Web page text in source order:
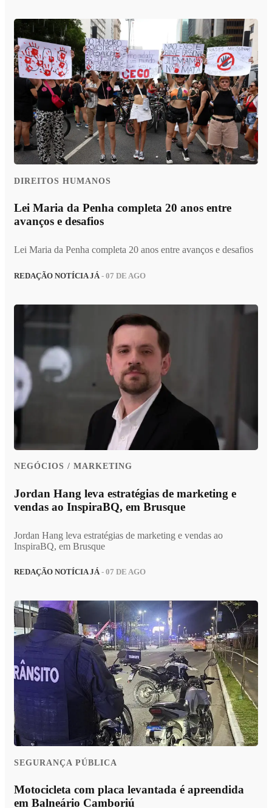
DIREITOS HUMANOS
Lei Maria da Penha completa 20 anos entre
avanços e desafios
Lei Maria da Penha completa 20 anos entre avanços e desafios
REDAÇÃO NOTÍCIA JÁ - 07 DE AGO
NEGÓCIOS / MARKETING
Jordan Hang leva estratégias de marketing e
vendas ao InspiraBQ, em Brusque
Jordan Hang leva estratégias de marketing e vendas ao
InspiraBQ, em Brusque
REDAÇÃO NOTÍCIA JÁ- 07 DE AGO
SEGURANÇA PÚBLICA
Motocicleta com placa levantada é apreendida
em Balneário Camboriú